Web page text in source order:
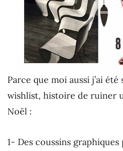
Parce que moi aussi j’ai été
wishlist, histoire de ruiner
Noël :
1- Des coussins